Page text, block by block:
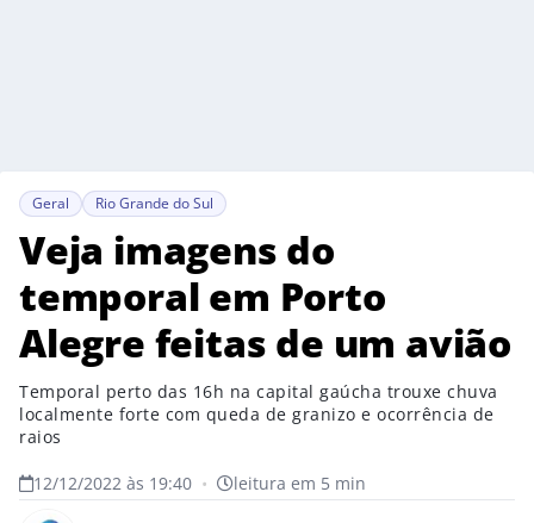
Geral Rio Grande do Sul
Veja imagens do
temporal em Porto
Alegre feitas de um avião
Temporal perto das 16h na capital gaúcha trouxe chuva
localmente forte com queda de granizo e ocorrência de
raios
12/12/2022 às 19:40 • leitura em 5 min